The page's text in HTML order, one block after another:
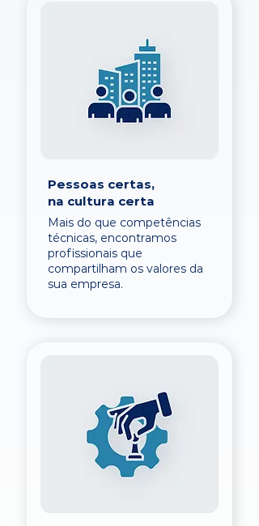
Pessoas certas,
na cultura certa
Mais do que competências
técnicas, encontramos
profissionais que
compartilham os valores da
sua empresa.